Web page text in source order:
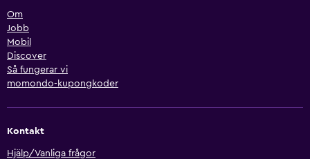
Om
Jobb
Mobil
Discover
Så fungerar vi
momondo-kupongkoder
Kontakt
Hjälp/Vanliga frågor